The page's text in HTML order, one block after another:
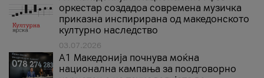
оркестар создадоа современа музичка
приказна инспирирана од македонското
културно наследство
03.07.2026
A1 Македонија почнува моќна
национална кампања за поодговорно